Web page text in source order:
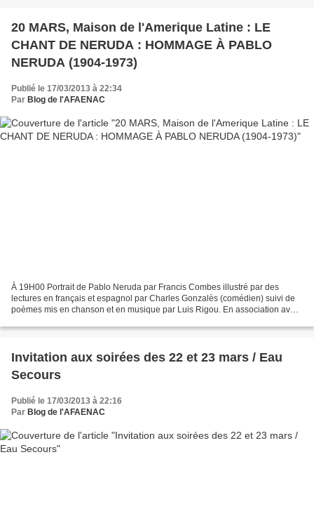
20 MARS, Maison de l'Amerique Latine : LE
CHANT DE NERUDA : HOMMAGE À PABLO
NERUDA (1904-1973)
Publié le 17/03/2013 à 22:34
Par Blog de l'AFAENAC
À 19H00 Portrait de Pablo Neruda par Francis Combes illustré par des
lectures en français et espagnol par Charles Gonzalès (comédien) suivi de
poèmes mis en chanson et en musique par Luis Rigou. En association avec
Invitation aux soirées des 22 et 23 mars / Eau
Secours
Publié le 17/03/2013 à 22:16
Par Blog de l'AFAENAC